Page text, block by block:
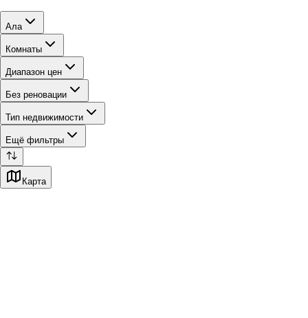
Ала
Комнаты
Диапазон цен
Без реновации
Тип недвижимости
Ещё фильтры
Карта